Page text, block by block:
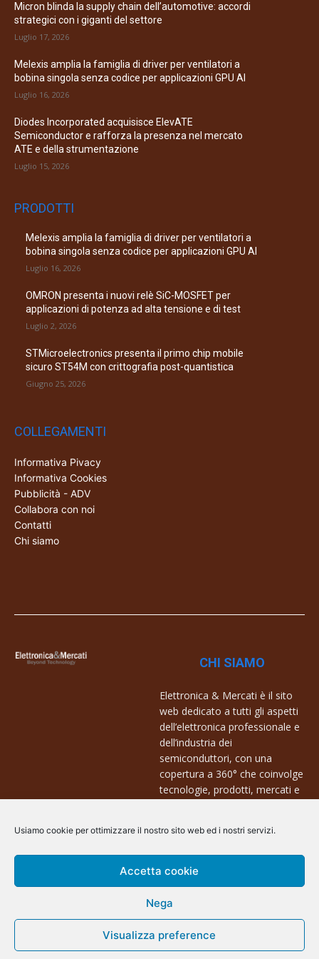
Usiamo cookie per ottimizzare il nostro sito web ed i nostri servizi.
Accetta cookie
Nega
Visualizza preference
Micron blinda la supply chain dell’automotive: accordi
strategici con i giganti del settore
Luglio 17, 2026
Melexis amplia la famiglia di driver per ventilatori a
bobina singola senza codice per applicazioni GPU AI
Luglio 16, 2026
Diodes Incorporated acquisisce ElevATE
Semiconductor e rafforza la presenza nel mercato
ATE e della strumentazione
Luglio 15, 2026
PRODOTTI
Melexis amplia la famiglia di driver per ventilatori a
bobina singola senza codice per applicazioni GPU AI
Luglio 16, 2026
OMRON presenta i nuovi relè SiC-MOSFET per
applicazioni di potenza ad alta tensione e di test
Luglio 2, 2026
STMicroelectronics presenta il primo chip mobile
sicuro ST54M con crittografia post-quantistica
Giugno 25, 2026
COLLEGAMENTI
Informativa Pivacy
Informativa Cookies
Pubblicità - ADV
Collabora con noi
Contatti
Chi siamo
CHI SIAMO
Elettronica & Mercati è il sito
web dedicato a tutti gli aspetti
dell’elettronica professionale e
dell’industria dei
semiconduttori, con una
copertura a 360° che coinvolge
tecnologie, prodotti, mercati e
Contatti:
info@arscommunication.it
@ArsCommunication 2023